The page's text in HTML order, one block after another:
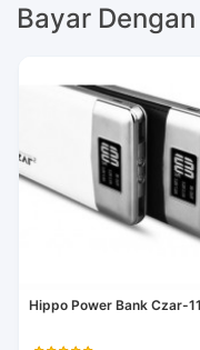
Bayar
Hippo Power Bank Czar-